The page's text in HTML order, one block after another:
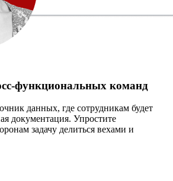
функциональных команд
данных, где сотрудникам будет
документация. Упростите
задачу делиться вехами и